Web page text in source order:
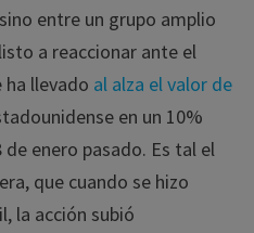
entre un grupo amplio
a reaccionar ante el
llevado al alza el valor de
en un 10%
enero pasado. Es tal el
que cuando se hizo
la acción subió